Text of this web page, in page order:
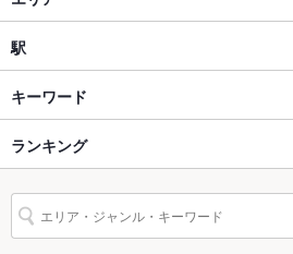
ー
駐車場
TV・プロジ
ェクタ
英語メニュ
ー
軽食・その他グルメ
吉祥寺・荻窪・三鷹 × その他グルメ
吉祥寺・荻窪・三鷹 × 軽食・その他グルメ
吉祥寺駅 × その他グルメ
吉祥寺駅 × 軽食・その他グルメ
吉祥寺
吉祥寺 × その他グルメ
吉祥寺 × 軽食・その他グルメ
東京
東京 × その他グルメ
駅
井の頭公園駅
吉祥寺駅
三鷹駅
キーワード
エビ料理
ランキング
東京のグルメランキング
吉祥寺・荻窪・三鷹のグルメランキング